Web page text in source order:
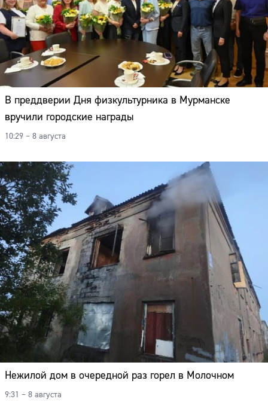
В преддверии Дня физкультурника в Мурманске
вручили городские награды
10:29 – 8 августа
Нежилой дом в очередной раз горел в Молочном
9:31 – 8 августа